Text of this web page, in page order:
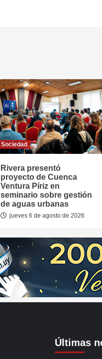
Sociedad
Rivera presentó
proyecto de Cuenca
Ventura Píriz en
seminario sobre gestión
de aguas urbanas
jueves 6 de agosto de 2026
Últimas